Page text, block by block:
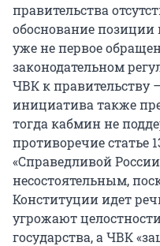
правительства
обоснование
уже не первое
законодательном
ЧВК к правительству
инициатива также
тогда кабмин не
противоречие статье
«Справедливой
несостоятельным,
Конституции идет
угрожают
государства, а ЧВК